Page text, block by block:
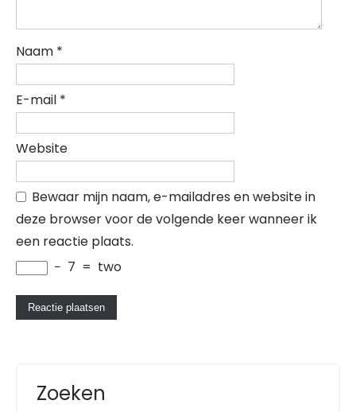
Naam *
E-mail *
Website
Bewaar mijn naam, e-mailadres en website in
deze browser voor de volgende keer wanneer ik
een reactie plaats.
− 7 = two
Zoeken